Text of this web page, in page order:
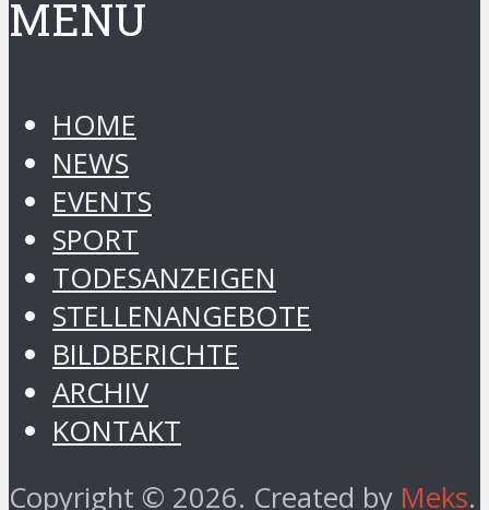
MENÜ
HOME
NEWS
EVENTS
SPORT
TODESANZEIGEN
STELLENANGEBOTE
BILDBERICHTE
ARCHIV
KONTAKT
Copyright © 2026. Created by Meks.